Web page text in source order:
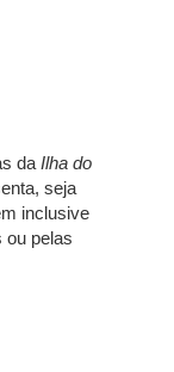
da Ilha do
seja
inclusive
ou pelas